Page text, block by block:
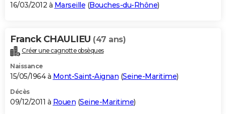
16/03/2012 à Marseille (Bouches-du-Rhône)
Franck CHAULIEU (47 ans)
Créer une cagnotte obsèques
Naissance
15/05/1964 à Mont-Saint-Aignan (Seine-Maritime)
Décès
09/12/2011 à Rouen (Seine-Maritime)